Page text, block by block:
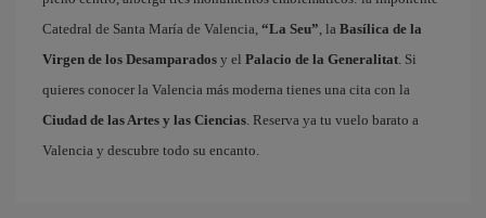
Catedral de Santa María de Valencia, “La Seu”, la Basílica de la
Virgen de los Desamparados y el Palacio de la Generalitat. Si
quieres conocer la Valencia más moderna tienes una cita con la
Ciudad de las Artes y las Ciencias. Reserva ya tu vuelo barato a
Valencia y descubre todo su encanto.